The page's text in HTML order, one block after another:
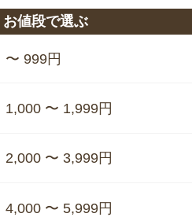
お値段で選ぶ
〜 999円
1,000 〜 1,999円
2,000 〜 3,999円
4,000 〜 5,999円